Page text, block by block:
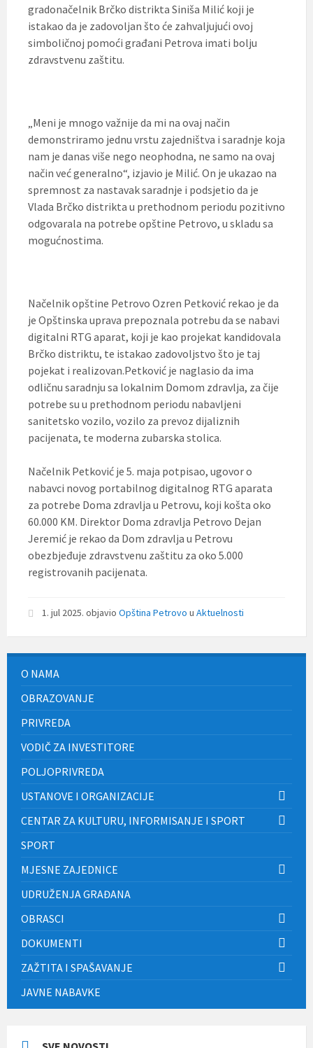
gradonačelnik Brčko distrikta Siniša Milić koji je
istakao da je zadovoljan što će zahvaljujući ovoj
simboličnoj pomoći građani Petrova imati bolju
zdravstvenu zaštitu.
„Meni je mnogo važnije da mi na ovaj način
demonstriramo jednu vrstu zajedništva i saradnje koja
nam je danas više nego neophodna, ne samo na ovaj
način već generalno“, izjavio je Milić. On je ukazao na
spremnost za nastavak saradnje i podsjetio da je
Vlada Brčko distrikta u prethodnom periodu pozitivno
odgovarala na potrebe opštine Petrovo, u skladu sa
mogućnostima.
Načelnik opštine Petrovo Ozren Petković rekao je da
je Opštinska uprava prepoznala potrebu da se nabavi
digitalni RTG aparat, koji je kao projekat kandidovala
Brčko distriktu, te istakao zadovoljstvo što je taj
pojekat i realizovan.Petković je naglasio da ima
odličnu saradnju sa lokalnim Domom zdravlja, za čije
potrebe su u prethodnom periodu nabavljeni
sanitetsko vozilo, vozilo za prevoz dijaliznih
pacijenata, te moderna zubarska stolica.
Načelnik Petković je 5. maja potpisao, ugovor o
nabavci novog portabilnog digitalnog RTG aparata
za potrebe Doma zdravlja u Petrovu, koji košta oko
60.000 KM. Direktor Doma zdravlja Petrovo Dejan
Jeremić je rekao da Dom zdravlja u Petrovu
obezbjeđuje zdravstvenu zaštitu za oko 5.000
registrovanih pacijenata.
1. jul 2025. objavio Opština Petrovo u Aktuelnosti
O NAMA
OBRAZOVANJE
PRIVREDA
VODIČ ZA INVESTITORE
POLJOPRIVREDA
USTANOVE I ORGANIZACIJE
CENTAR ZA KULTURU, INFORMISANJE I SPORT
SPORT
MJESNE ZAJEDNICE
UDRUŽENJA GRAĐANA
OBRASCI
DOKUMENTI
ZAŽTITA I SPAŠAVANJE
JAVNE NABAVKE